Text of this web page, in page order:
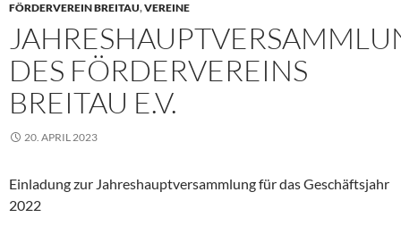
FÖRDERVEREIN BREITAU,VEREINE
DES FÖRDERVEREINS
BREITAU E.V.
20. APRIL 2023
Einladung zur Jahreshauptversammlung für das Geschäftsjahr
2022